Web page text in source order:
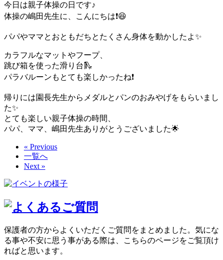
今日は親子体操の日です♪
体操の嶋田先生に、こんにちは❗️😆
パパやママとおともだちとたくさん身体を動かしたよ✨
カラフルなマットやフープ、
跳び箱を使った滑り台🛝
パラバルーンもとても楽しかったね❗️
帰りには園長先生からメダルとパンのおみやげをもらいまし
た✨
とても楽しい親子体操の時間、
パパ、ママ、嶋田先生ありがとうございました🌟
« Previous
一覧へ
Next »
保護者の方からよくいただくご質問をまとめました。気にな
る事や不安に思う事がある際は、こちらのページをご覧頂け
ればと思います。